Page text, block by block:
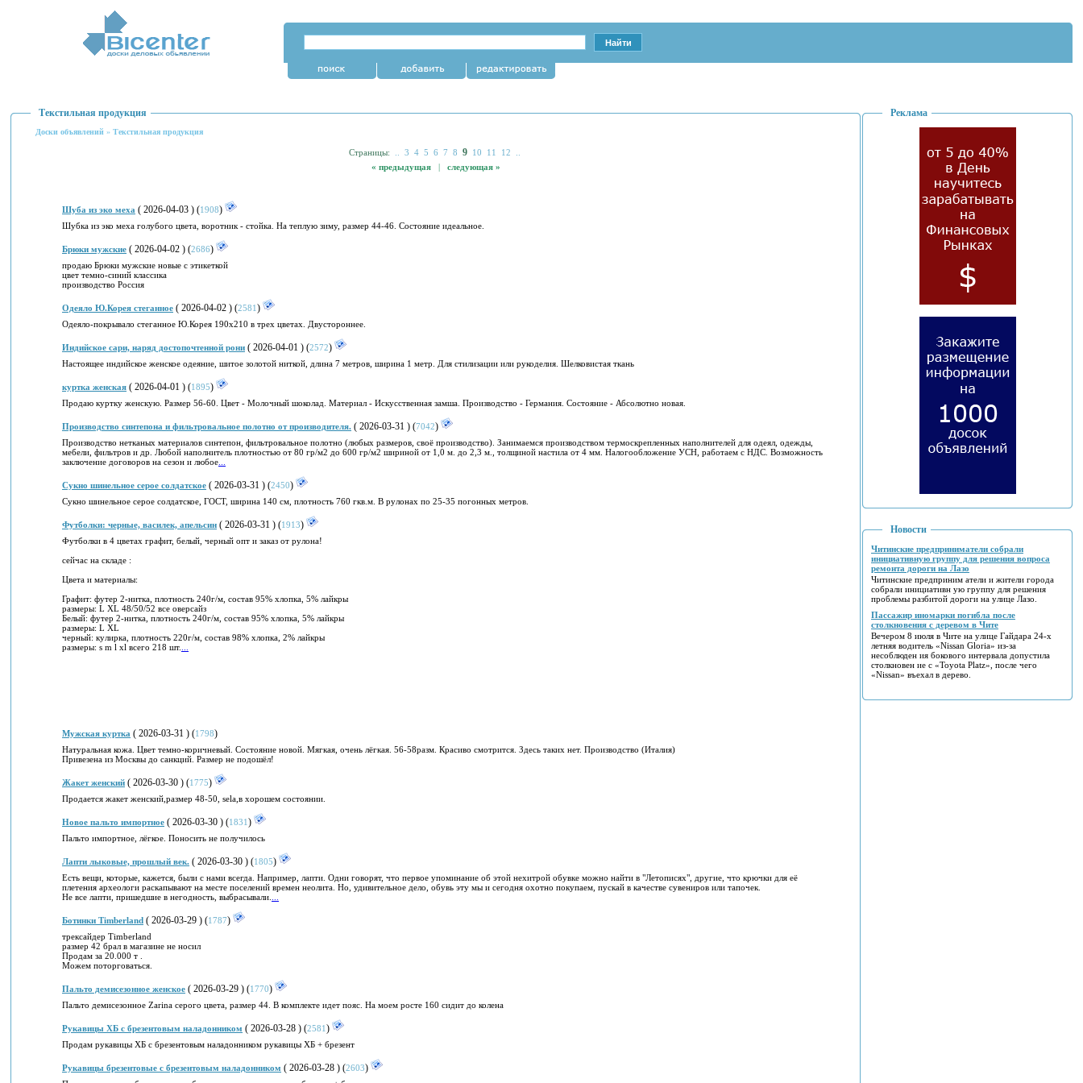
Текстильная продукция
Доски объявлений » Текстильная продукция
Страницы: 3 4 5 6 7 8 9 10 11 12
« предыдущая| следующая »
Шуба из эко меха ( 2026-04-03 ) (1908)
Шубка из эко меха голубого цвета, воротник - стойка. На теплую зиму, размер 44-46. Состояние идеальное.
Брюки мужские ( 2026-04-02 ) (2686)
продаю Брюки мужские новые с этикеткой
цвет темно-синий классика
производство Россия
Одеяло Ю.Корея стеганное ( 2026-04-02 ) (2581)
Одеяло-покрывало стеганное Ю.Корея 190х210 в трех цветах. Двустороннее.
Индийское сари, наряд достопочтенной рони ( 2026-04-01 ) (2572)
Настоящее индийское женское одеяние, шитое золотой ниткой, длина 7 метров, ширина 1 метр. Для стилизации или рукоделия. Шелковистая ткань
куртка женская ( 2026-04-01 ) (1895)
Продаю куртку женскую. Размер 56-60. Цвет - Молочный шоколад. Материал - Искусственная замша. Производство - Германия. Состояние - Абсолютно новая.
Производство синтепона и фильтровальное полотно от производителя. ( 2026-03-31 ) (7042)
Производство нетканых материалов синтепон, фильтровальное полотно (любых размеров, своё производство). Занимаемся производством термоскрепленных наполнителей для одеял, одежды,
мебели, фильтров и др. Любой наполнитель плотностью от 80 гр/м2 до 600 гр/м2 шириной от 1,0 м. до 2,3 м., толщиной настила от 4 мм. Налогообложение УСН, работаем с НДС. Возможность
заключение договоров на сезон и любое
Сукно шинельное серое солдатское ( 2026-03-31 ) (2450)
Сукно шинельное серое солдатское, ГОСТ, ширина 140 см, плотность 760 гкв.м. В рулонах по 25-35 погонных метров.
Футболки: черные, василек, апельсин ( 2026-03-31 ) (1913)
Футболки в 4 цветах графит, белый, черный опт и заказ от рулона!
сейчас на складе :
Цвета и материалы:
Графит: футер 2-нитка, плотность 240г/м, состав 95% хлопка, 5% лайкры
размеры: L XL 48/50/52 все оверсайз
Белый: футер 2-нитка, плотность 240г/м, состав 95% хлопка, 5% лайкры
размеры: L XL
черный: кулирка, плотность 220г/м, состав 98% хлопка, 2% лайкры
размеры: s m l xl всего 218 шт.
Мужская куртка ( 2026-03-31 ) (1798)
Натуральная кожа. Цвет темно-коричневый. Состояние новой. Мягкая, очень лёгкая. 56-58разм. Красиво смотрится. Здесь таких нет. Производство (Италия)
Привезена из Москвы до санкций. Размер не подошёл!
Жакет женский ( 2026-03-30 ) (1775)
Продается жакет женский,размер 48-50, sela,в хорошем состоянии.
Новое пальто импортное ( 2026-03-30 ) (1831)
Пальто импортное, лёгкое. Поносить не получилось
Лапти лыковые, прошлый век. ( 2026-03-30 ) (1805)
Есть вещи, которые, кажется, были с нами всегда. Например, лапти. Одни говорят, что первое упоминание об этой нехитрой обувке можно найти в "Летописях", другие, что крючки для её
плетения археологи раскапывают на месте поселений времен неолита. Но, удивительное дело, обувь эту мы и сегодня охотно покупаем, пускай в качестве сувениров или тапочек.
Не все лапти, пришедшие в негодность, выбрасывали.
Ботинки Timberland ( 2026-03-29 ) (1787)
трексайдер Timberland
размер 42 брал в магазине не носил
Продам за 20.000 т .
Можем поторговаться.
Пальто демисезонное женское ( 2026-03-29 ) (1770)
Пальто демисезонное Zarina серого цвета, размер 44. В комплекте идет пояс. На моем росте 160 сидит до колена
Рукавицы ХБ с брезентовым наладонником ( 2026-03-28 ) (2581)
Продам рукавицы ХБ с брезентовым наладонником рукавицы ХБ + брезент
Рукавицы брезентовые с брезентовым наладонником ( 2026-03-28 ) (2603)
Реклама
Новости
Читинские предприниматели собрали
инициативную группу для решения вопроса
ремонта дороги на Лазо
Читинские предприним атели и жители города
собрали инициативн ую группу для решения
проблемы разбитой дороги на улице Лазо.
Пассажир иномарки погибла после
столкновения с деревом в Чите
Вечером 8 июля в Чите на улице Гайдара 24-х
летняя водитель «Nissan Gloria» из-за
несоблюден ия бокового интервала допустила
столкновен ие с «Toyota Platz», после чего
«Nissan» въехал в дерево.